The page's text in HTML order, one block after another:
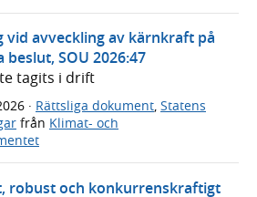
vid avveckling av kärnkraft på
SOU 2026:47
tagits i drift
· Rättsliga dokument, Statens
från Klimat- och
robust och konkurrenskraftigt